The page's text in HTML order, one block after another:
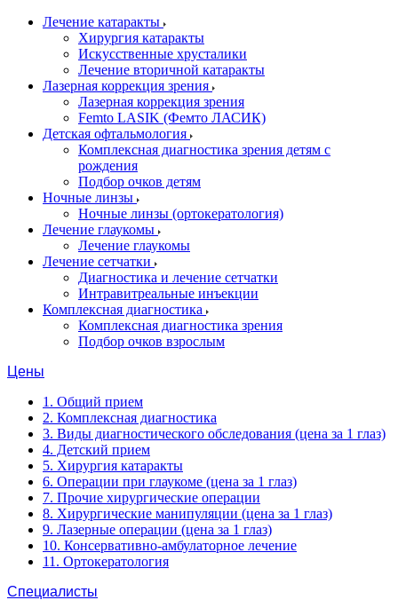
Лечение катаракты
Хирургия катаракты
Искусственные хрусталики
Лечение вторичной катаракты
Лазерная коррекция зрения
Лазерная коррекция зрения
Femto LASIK (Фемто ЛАСИК)
Детская офтальмология
Комплексная диагностика зрения детям c
рождения
Подбор очков детям
Ночные линзы
Ночные линзы (ортокератология)
Лечение глаукомы
Лечение глаукомы
Лечение сетчатки
Диагностика и лечение сетчатки
Интравитреальные инъекции
Комплексная диагностика
Комплексная диагностика зрения
Подбор очков взрослым
Цены
1. Общий прием
2. Комплексная диагностика
3. Виды диагностического обследования (цена за 1 глаз)
4. Детский прием
5. Хирургия катаракты
6. Операции при глаукоме (цена за 1 глаз)
7. Прочие хирургические операции
8. Хирургические манипуляции (цена за 1 глаз)
9. Лазерные операции (цена за 1 глаз)
10. Консервативно-амбулаторное лечение
11. Ортокератология
Специалисты